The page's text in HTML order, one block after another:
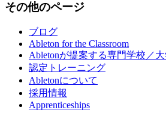
その他のページ
ブログ
Ableton for the Classroom
Abletonが提案する専門学校／
認定トレーニング
Abletonについて
採用情報
Apprenticeships